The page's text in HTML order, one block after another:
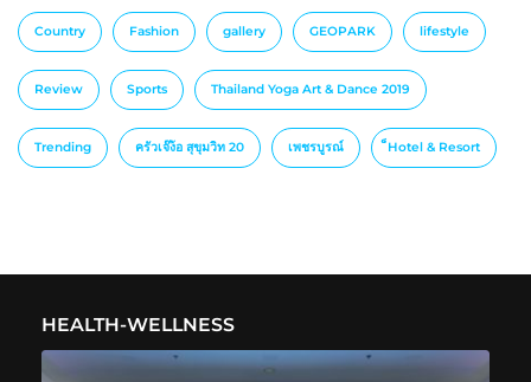
Country Fashion gallery GEOPARK lifestyle
Review Sports Thailand Yoga Art & Dance 2019
Trending ครัวเจ๊ง้อ สุขุมวิท 20 เพชรบูรณ์ ็Hotel & Resort
HEALTH-WELLNESS